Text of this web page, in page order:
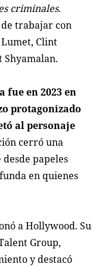
criminales.
trabajar con
Clint
Shyamalan.
en 2023 en
protagonizado
al personaje
cerró una
papeles
en quienes
a Hollywood. Su
Group,
y destacó